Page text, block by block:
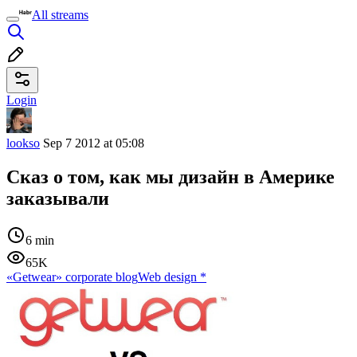
All streams
Login
lookso Sep 7 2012 at 05:08
Сказ о том, как мы дизайн в Америке
заказывали
6 min
65K
«Getwear» corporate blogWeb design *